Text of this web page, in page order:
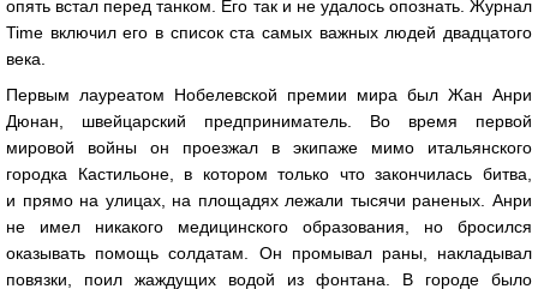
опять встал перед танком. Его так и не удалось опознать. Журнал
Time включил его в список ста самых важных людей двадцатого
века.
Первым лауреатом Нобелевской премии мира был Жан Анри
Дюнан, швейцарский предприниматель. Во время первой
мировой войны он проезжал в экипаже мимо итальянского
городка Кастильоне, в котором только что закончилась битва,
и прямо на улицах, на площадях лежали тысячи раненых. Анри
не имел никакого медицинского образования, но бросился
оказывать помощь солдатам. Он промывал раны, накладывал
повязки, поил жаждущих водой из фонтана. В городе было